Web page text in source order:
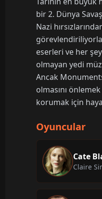
bir 2. Dünya
Nazi
eserleri ve her
olmayan yedi
Ancak
olmasını
korumak için
Oyuncular
Cate
Claire